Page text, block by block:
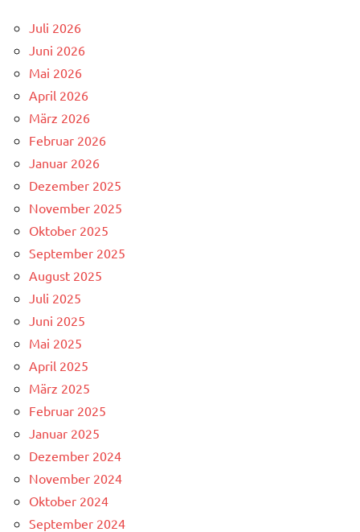
Juli 2026
Juni 2026
Mai 2026
April 2026
März 2026
Februar 2026
Januar 2026
Dezember 2025
November 2025
Oktober 2025
September 2025
August 2025
Juli 2025
Juni 2025
Mai 2025
April 2025
März 2025
Februar 2025
Januar 2025
Dezember 2024
November 2024
Oktober 2024
September 2024